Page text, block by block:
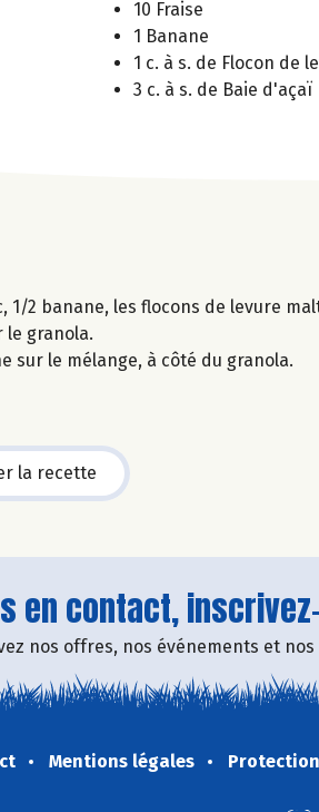
10 Fraise
1 Banane
1 c. à s. de Flocon de
3 c. à s. de Baie d'açaï
1/2 banane, les flocons de levure
le granola.
sur le mélange, à côté du granola.
la recette
en contact,
nos offres, nos événements et
Mentions légales